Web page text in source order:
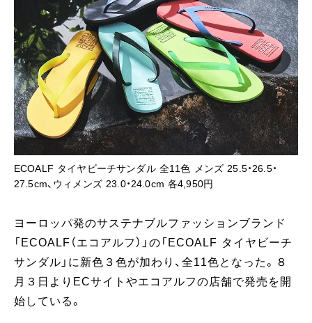
ECOALF タイヤビーチサンダル 全11色 メンズ 25.5・26.5・
27.5cm、ウィメンズ 23.0・24.0cm 各4,950円
ヨーロッパ発のサステナブルファッションブランド
「ECOALF（エコアルフ）」の「ECOALF タイヤビーチ
サンダル」に新色３色が加わり、全11色となった。８
月３日よりECサイトやエコアルフの店舗で発売を開
始している。